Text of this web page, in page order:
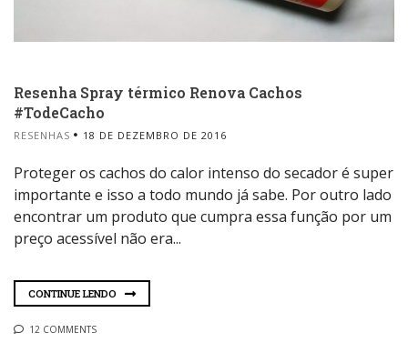
Resenha Spray térmico Renova Cachos
#TodeCacho
RESENHAS 18 DE DEZEMBRO DE 2016
Proteger os cachos do calor intenso do secador é super
importante e isso a todo mundo já sabe. Por outro lado
encontrar um produto que cumpra essa função por um
preço acessível não era...
CONTINUE LENDO
12 COMMENTS